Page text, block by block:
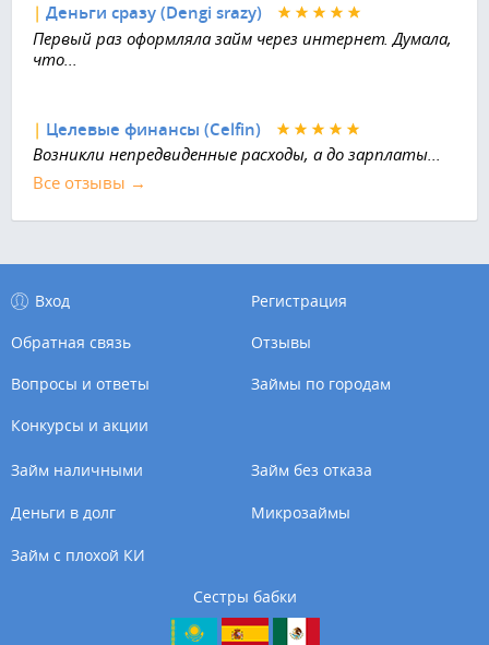
| Деньги сразу (Dengi srazy)
Первый раз оформляла займ через интернет. Думала,
что...
| Целевые финансы (Celfin)
Возникли непредвиденные расходы, а до зарплаты...
Все отзывы →
Вход
Регистрация
Обратная связь
Отзывы
Вопросы и ответы
Займы по городам
Конкурсы и акции
Займ наличными Займ без отказа
Деньги в долг Микрозаймы
Займ с плохой КИ
Сестры бабки